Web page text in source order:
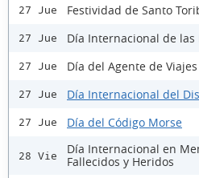
27 Jue Festividad de Santo
27 Jue Día Internacional de las
27 Jue Día del Agente de Viajes
27 Jue Día Internacional del
27 Jue Día del Código Morse
28 Vie
Día Internacional en
Fallecidos y Heridos